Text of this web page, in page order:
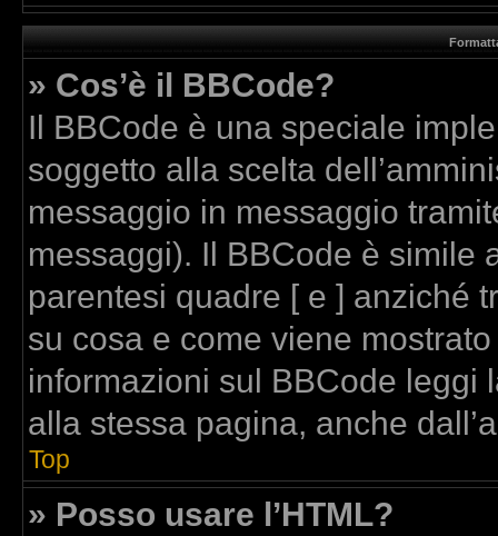
» Cos’è il BBCode?
Il BBCode è una speciale
soggetto alla scelta
messaggio in messaggio
messaggi). Il BBCode è simile
parentesi quadre [ e ] anziché
su cosa e come viene
informazioni sul BBCode leggi
alla stessa pagina, anche
Top
» Posso usare l’HTML?